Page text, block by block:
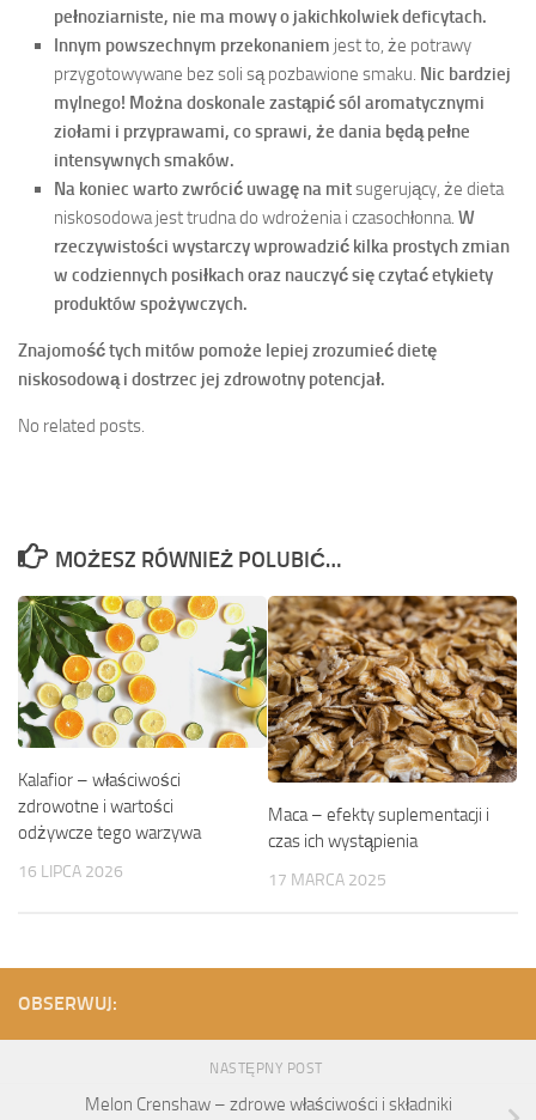
pełnoziarniste, nie ma mowy o jakichkolwiek deficytach.
Innym powszechnym przekonaniem jest to, że potrawy
przygotowywane bez soli są pozbawione smaku. Nic bardziej
mylnego! Można doskonale zastąpić sól aromatycznymi
ziołami i przyprawami, co sprawi, że dania będą pełne
intensywnych smaków.
Na koniec warto zwrócić uwagę na mitsugerujący, że dieta
niskosodowa jest trudna do wdrożenia i czasochłonna. W
rzeczywistości wystarczy wprowadzić kilka prostych zmian
w codziennych posiłkach oraz nauczyć się czytać etykiety
produktów spożywczych.
Znajomość tych mitów pomoże lepiej zrozumieć dietę
niskosodową i dostrzec jej zdrowotny potencjał.
No related posts.
MOŻESZ RÓWNIEŻ POLUBIĆ…
Kalafior – właściwości
zdrowotne i wartości
odżywcze tego warzywa
16 LIPCA 2026
Maca – efekty suplementacji i
czas ich wystąpienia
17 MARCA 2025
OBSERWUJ:
NASTĘPNY POST
Melon Crenshaw – zdrowe właściwości i składniki